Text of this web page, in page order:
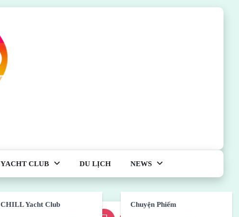
YACHT CLUB
CHILL Yacht Club
DU LỊCH NEWS
Chuyện Phiếm